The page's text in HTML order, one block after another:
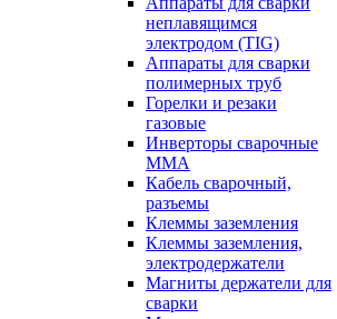
неплавящимся
электродом (TIG)
Аппараты для сварки
полимерных труб
Горелки и резаки
газовые
Инверторы сварочные
ММА
Кабель сварочный,
разъемы
Клеммы заземления
Клеммы заземления,
электродержатели
Магниты держатели для
сварки